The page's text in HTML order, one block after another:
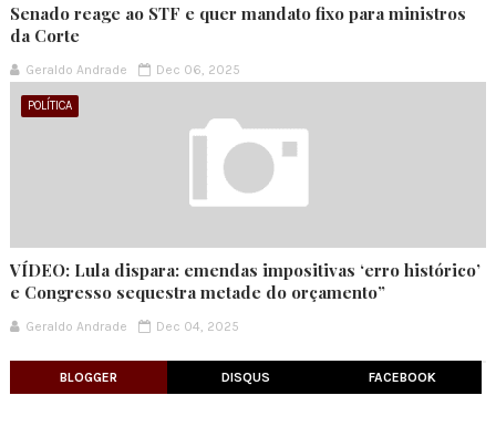
Senado reage ao STF e quer mandato fixo para ministros
da Corte
Geraldo Andrade Dec 06, 2025
POLÍTICA
VÍDEO: Lula dispara: emendas impositivas ‘erro histórico’
e Congresso sequestra metade do orçamento”
Geraldo Andrade Dec 04, 2025
BLOGGER DISQUS FACEBOOK